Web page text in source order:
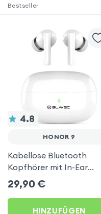
Bestseller
4.8
HONOR 9
Kabellose Bluetooth
Kopfhörer mit In-Ear
Ohrstöpseln - Weiß für
Honor 9
29,90 €
HINZUFÜGEN